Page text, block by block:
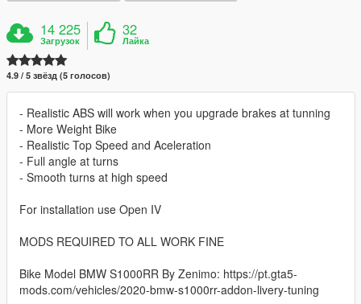
14 225
Загрузок
32
Лайка
4.9 / 5 звёзд (5 голосов)
- Realistic ABS will work when you upgrade brakes at tunning
- More Weight Bike
- Realistic Top Speed and Aceleration
- Full angle at turns
- Smooth turns at high speed
For installation use Open IV
MODS REQUIRED TO ALL WORK FINE
Bike Model BMW S1000RR By Zenimo: https://pt.gta5-
mods.com/vehicles/2020-bmw-s1000rr-addon-livery-tuning